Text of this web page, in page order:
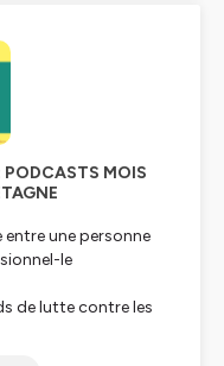
PODCASTS MOIS
une personne
le
de lutte contre les